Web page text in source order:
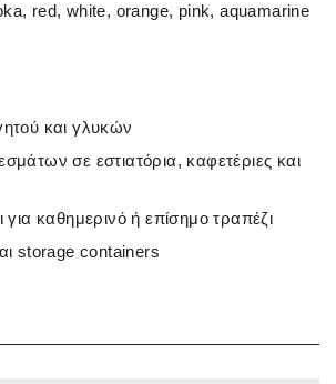
red, white, orange, pink, aquamarine
και γλυκών
σε εστιατόρια, καφετέριες και
για καθημερινό ή επίσημο τραπέζι
storage containers